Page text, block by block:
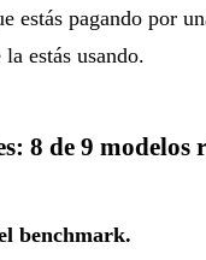
estás pagando por
estás usando.
8 de 9 modelos
benchmark.